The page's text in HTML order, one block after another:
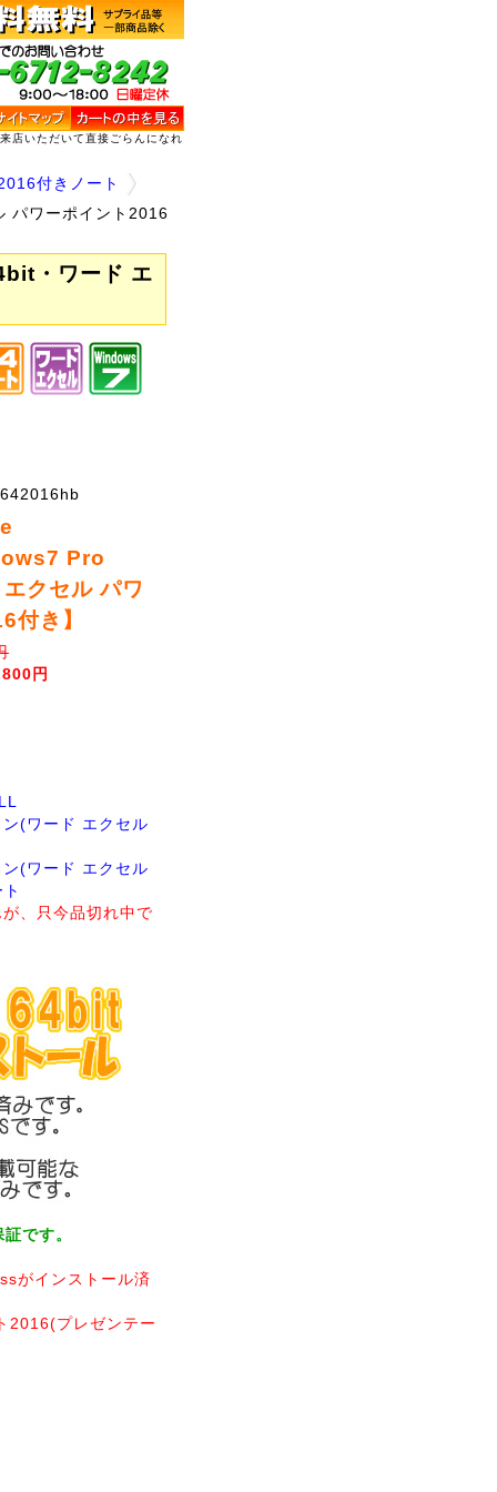
店いただいて直接ごらんになれ
付きノート
パワーポイント2016
・ワード エ
Pro
クセル パワ
付き】
円
(ワード エクセル
(ワード エクセル
、只今品切れ中で
です。
がインストール済
プレゼンテー